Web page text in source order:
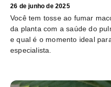
26 de junho de 2025
Você tem tosse ao fumar
da planta com a saúde do
e qual é o momento ideal
especialista.